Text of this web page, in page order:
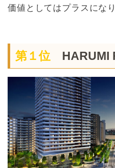
価値としてはプラスにな
第１位HARUMI